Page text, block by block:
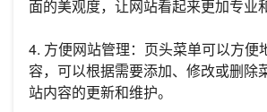
面的美观度，让网站看起来更加专业
4. 方便网站管理：页头菜单可以方便
容，可以根据需要添加、修改或删除
站内容的更新和维护。